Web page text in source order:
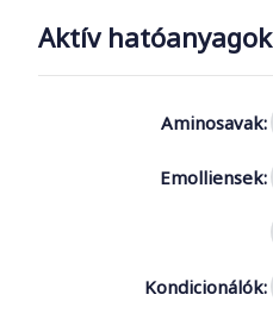
Aktív hatóanyagok
Aminosavak:
Emolliensek:
Kondicionálók: